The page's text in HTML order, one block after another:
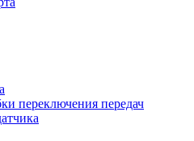
переключения передач